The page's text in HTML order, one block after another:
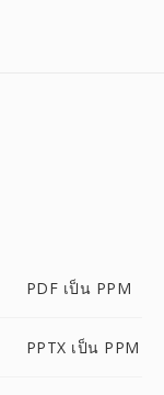
PDF เป็น PPM
PPTX เป็น PPM